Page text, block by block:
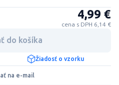
4,99 €
cena s DPH 6,14 €
do košíka
Žiadosť o vzorku
na e-mail